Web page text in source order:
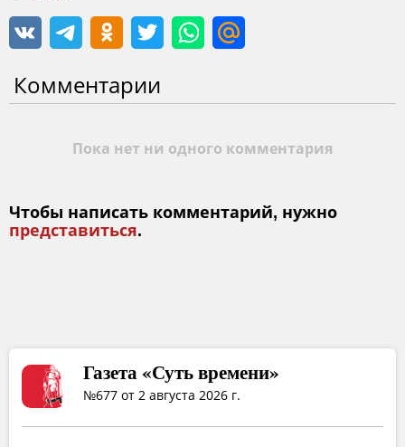
Комментарии
Пока нет ни одного комментария
Чтобы написать комментарий, нужно
представиться.
Газета «Суть времени»
№677 от 2 августа 2026 г.